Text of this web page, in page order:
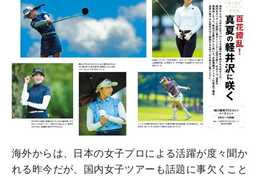
海外からは、日本の女子プロによる活躍が度々聞か
れる昨今だが、国内女子ツアーも話題に事欠くこと